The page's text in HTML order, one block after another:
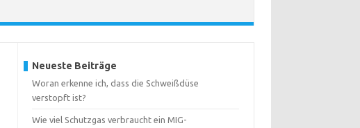
Neueste Beiträge
Woran erkenne ich, dass die Schweißdüse
verstopft ist?
Wie viel Schutzgas verbraucht ein MIG-